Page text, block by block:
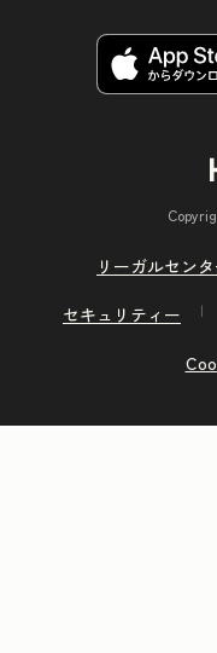
リーガルセン
セキュリティー